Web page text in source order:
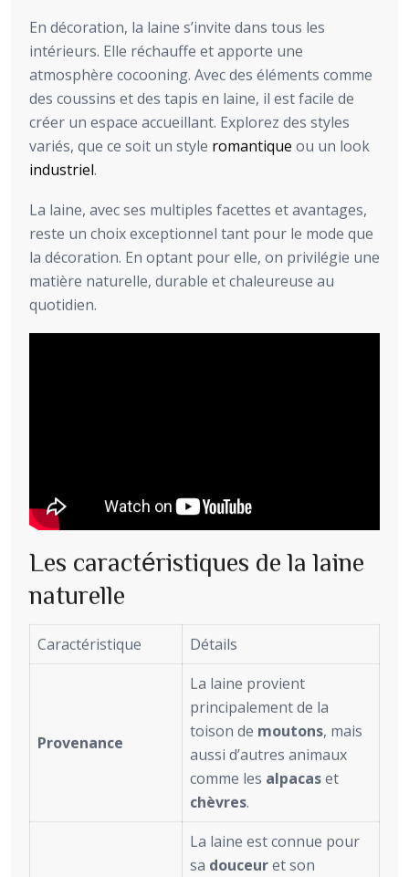
En décoration, la laine s’invite dans tous les
intérieurs. Elle réchauffe et apporte une
atmosphère cocooning. Avec des éléments comme
des coussins et des tapis en laine, il est facile de
créer un espace accueillant. Explorez des styles
variés, que ce soit un style romantique ou un look
industriel.
La laine, avec ses multiples facettes et avantages,
reste un choix exceptionnel tant pour le mode que
la décoration. En optant pour elle, on privilégie une
matière naturelle, durable et chaleureuse au
quotidien.
Les caractéristiques de la laine
naturelle
Caractéristique Détails
Provenance
La laine provient
principalement de la
toison de moutons, mais
aussi d’autres animaux
comme les alpacaset
chèvres.
La laine est connue pour
sa douceuret son